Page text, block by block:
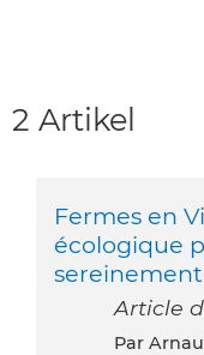
2 Artikel
Fermes en
écologique
Article
par